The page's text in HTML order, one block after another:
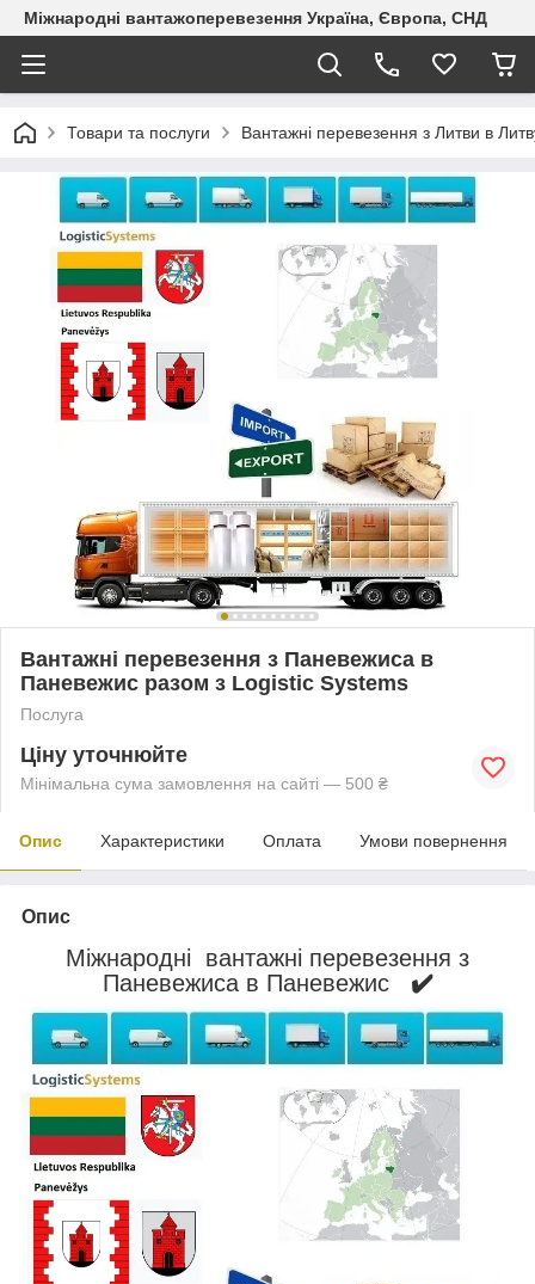
Міжнародні вантажоперевезення Україна, Європа, СНД
Товари та послуги Вантажні перевезення з Литви в
Вантажні перевезення з Паневежиса в
Паневежис разом з Logistic Systems
Послуга
Ціну уточнюйте
Мінімальна сума замовлення на сайті — 500 ₴
Опис Характеристики Оплата Умови повернення
Опис
Міжнародні вантажні перевезення з
Паневежиса в Паневежис
✔